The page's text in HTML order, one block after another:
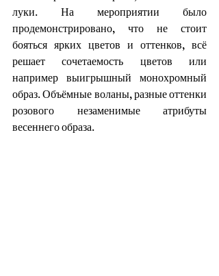
луки. На мероприятии было
продемонстрировано, что не стоит
бояться ярких цветов и оттенков, всё
решает сочетаемость цветов или
например выигрышный монохромный
образ. Объёмные воланы, разные оттенки
розового незаменимые атрибуты
весеннего образа.